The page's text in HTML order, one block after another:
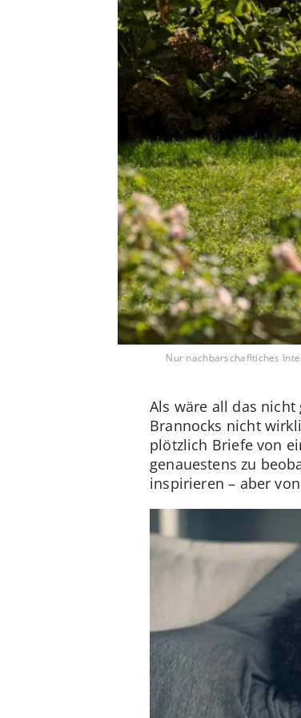
Nur nachbarschafltiches
Als wäre all das
Brannocks nicht
plötzlich Briefe von
genauestens zu
inspirieren – aber